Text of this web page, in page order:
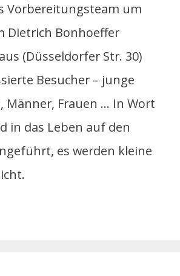
Vorbereitungsteam um
Dietrich Bonhoeffer
(Düsseldorfer Str. 30)
Besucher – junge
Männer, Frauen … In Wort
in das Leben auf den
es werden kleine